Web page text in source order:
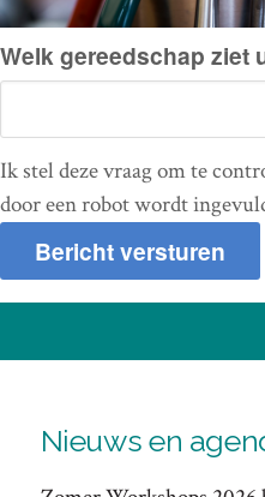
Welk gereedschap ziet
Ik stel deze vraag om te
door een robot wordt
Nieuws en